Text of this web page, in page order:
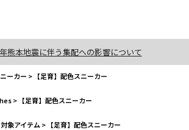
熊本地震に伴う集配への影響について
ーカー > 【足育】配色スニーカー
> 【足育】配色スニーカー
象アイテム > 【足育】配色スニーカー